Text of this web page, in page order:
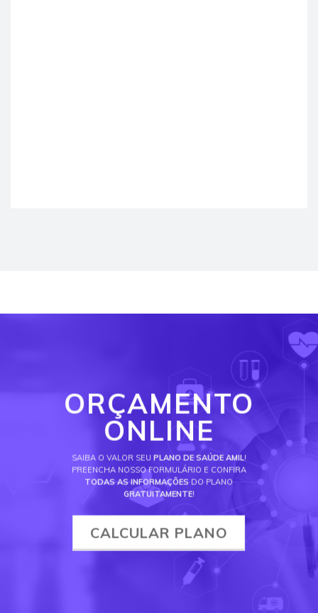
ORÇAMENTO
ONLINE
SAIBA O VALOR SEU PLANO DE SAÚDE AMIL!
PREENCHA NOSSO FORMULÁRIO E CONFIRA
TODAS AS INFORMAÇÕES DO PLANO
GRATUITAMENTE!
CALCULAR PLANO